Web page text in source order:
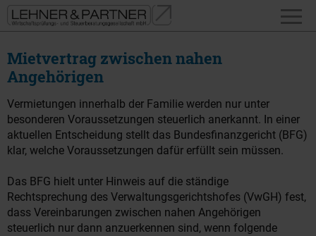
Mietvertrag zwischen nahen
Angehörigen
Vermietungen innerhalb der Familie werden nur unter
besonderen Voraussetzungen steuerlich anerkannt. In einer
aktuellen Entscheidung stellt das Bundesfinanzgericht (BFG)
klar, welche Voraussetzungen dafür erfüllt sein müssen.
Das BFG hielt unter Hinweis auf die ständige
Rechtsprechung des Verwaltungsgerichtshofes (VwGH) fest,
dass Vereinbarungen zwischen nahen Angehörigen
steuerlich nur dann anzuerkennen sind, wenn folgende